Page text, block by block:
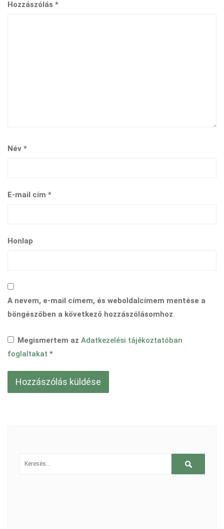
Hozzászólás *
Név *
E-mail cím *
Honlap
A nevem, e-mail címem, és weboldalcímem mentése a
böngészőben a következő hozzászólásomhoz.
Megismertem az Adatkezelési tájékoztatóban
foglaltakat *